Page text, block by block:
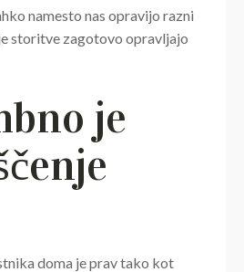
namesto nas opravijo razni
storitve zagotovo opravljajo
je
doma je prav tako kot